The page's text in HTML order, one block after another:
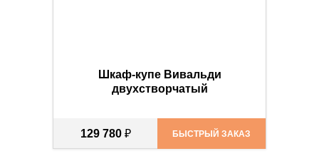
Шкаф-купе Вивальди
двухстворчатый
129 780 ₽ БЫСТРЫЙ ЗАКАЗ